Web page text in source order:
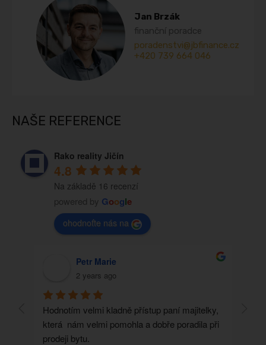
Jan Brzák
finanční poradce
poradenstvi@jbfinance.cz
+420 739 664 046
NAŠE REFERENCE
Rako reality Jičín
4.8
Na základě 16 recenzí
powered by Google
ohodnoťte nás na
Petr Marie
2 years ago
Hodnotím velmi kladně přístup paní majitelky,
která  nám velmi pomohla a dobře poradila při
prodeji bytu.